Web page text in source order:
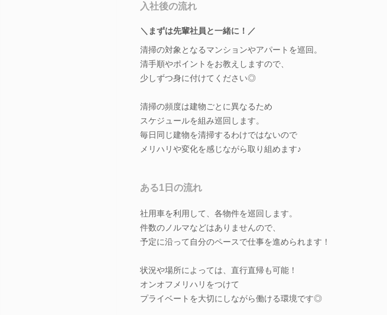
入社後の流れ
＼まずは先輩社員と一緒に！／
清掃の対象となるマンションやアパートを巡回。
清手順やポイントをお教えしますので、
少しずつ身に付けてください◎
清掃の頻度は建物ごとに異なるため
スケジュールを組み巡回します。
毎日同じ建物を清掃するわけではないので
メリハリや変化を感じながら取り組めます♪
ある1日の流れ
社用車を利用して、各物件を巡回します。
件数のノルマなどはありませんので、
予定に沿って自分のペースで仕事を進められます！
状況や場所によっては、直行直帰も可能！
オンオフメリハリをつけて
プライベートを大切にしながら働ける環境です◎